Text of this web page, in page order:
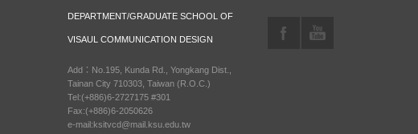
DEPARTMENT/GRADUATE SCHOOL OF
VISAUL COMMUNICATION DESIGN
Add：No.195, Kunda Rd., Yongkang Dist.,
Tainan City 710303, Taiwan (R.O.C.)
Tel:(+886)6-2727175 #301
Fax:(+886)6-2050626
e-mail:ksitvcd@mail.ksu.edu.tw